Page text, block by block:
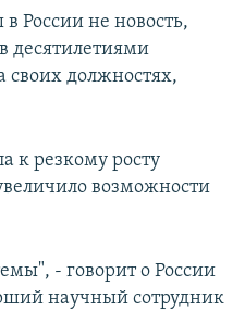
России не новость,
десятилетиями
должностях,
к резкому росту
возможности
- говорит о России
научный сотрудник